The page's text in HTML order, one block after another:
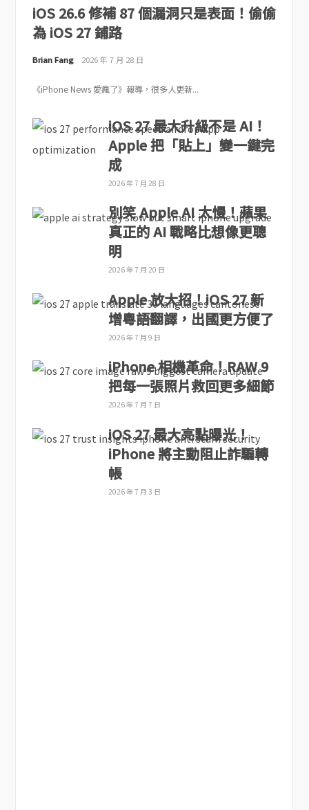
iOS 26.6 修補 87 個漏洞只是表面！偷偷
為 iOS 27 鋪路
Brian Fang 2026 年 7 月 28 日
《iPhone News 愛瘋了》報導，很多人更新...
iOS 27 最大升級不是 AI！
Apple 把「貼上」變一鍵完
成
2026 年 7 月 28 日
別笑 Apple AI 太慢！蘋果
真正的 AI 戰略比想像更聰
明
2026 年 7 月 20 日
Apple 放大招！iOS 27 新
增粵語翻譯，出國更方便了
2026 年 7 月 9 日
iPhone 相機革命！RAW 9
把每一張照片救回更多細節
2026 年 7 月 7 日
iOS 27 最大亮點曝光！
iPhone 將主動阻止詐騙轉
帳
2026 年 7 月 3 日